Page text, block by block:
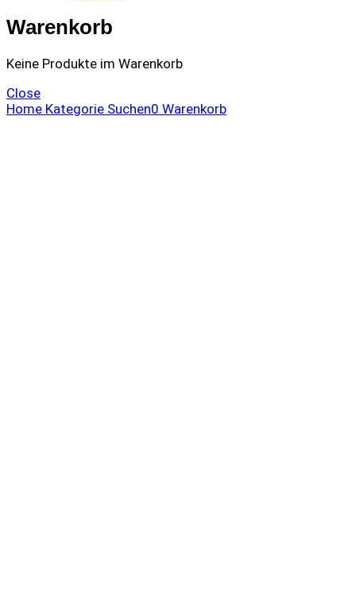
Warenkorb
Keine Produkte im Warenkorb
Close
Home Kategorie Suchen0 Warenkorb